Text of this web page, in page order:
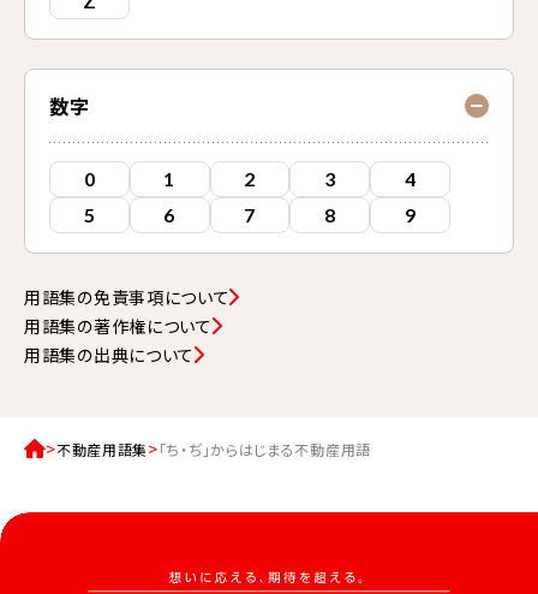
数字
0 1 2 3
4
5
6 7 8 9
用語集の免責事項について
用語集の著作権について
用語集の出典について
不動産用語集 「ち・ぢ」からはじまる不動産用語